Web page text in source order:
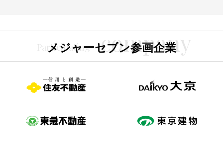
メジャーセブン参画企業